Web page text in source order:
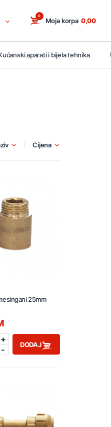
Moja korpa
0
0,00
aparati i bijela tehnika
Cijena
25mm
+
-
DODAJ